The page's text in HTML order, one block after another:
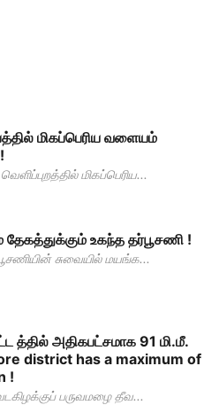
மிகப்பெரிய வளையம்
மிகப்பெரிய...
தேகத்துக்கும் உகந்த தர்பூசணி !
சுவையில் மயங்க...
த்தில் அதிகபட்சமாக 91 மி.மீ.
district has a maximum of
!
பருவமழை தீவ...